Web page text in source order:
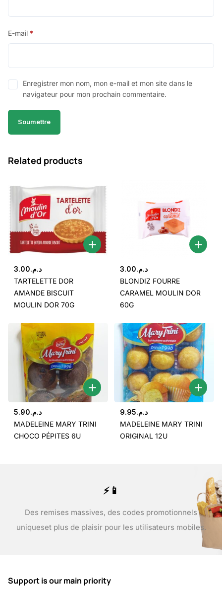
E-mail *
Enregistrer mon nom, mon e-mail et mon site dans le
navigateur pour mon prochain commentaire.
Related products
د.م.3.00
TARTELETTE DOR
AMANDE BISCUIT
MOULIN DOR 70G
د.م.3.00
BLONDIZ FOURRE
CARAMEL MOULIN DOR
60G
د.م.5.90
MADELEINE MARY TRINI
CHOCO PÉPITES 6U
د.م.9.95
MADELEINE MARY TRINI
ORIGINAL 12U
⚡📱
Des remises massives, des codes promotionnels
uniqueset plus de plaisir pour les utilisateurs mobiles.
Support is our main priority